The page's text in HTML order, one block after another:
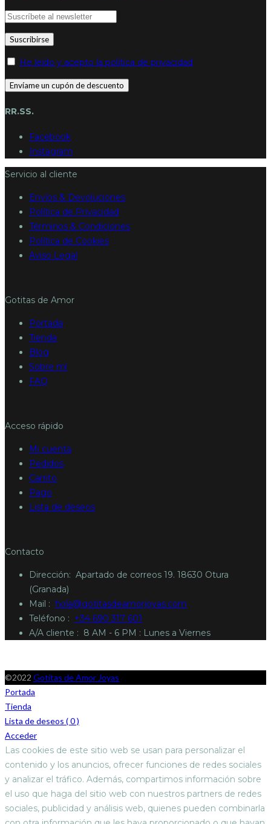
He leído y acepto la política de privacidad
RR.SS.
Facebook
Instagram
Servicio al cliente
Envíos & Devoluciones
Política de Privacidad
Términos & Condiciones
Política de Cookies
Aviso Legal
Gotitas de Amor
Portada
Tienda
Blog
Sobre mí
FAQ
Acceso rápido
Mi cuenta
Pedidos
Carrito
Pago
Lista de deseos
Contacto
Dirección: Apartado de correos 19. 18630 Otura
(Granada)
Mail :
hola@gotitasdeamorjoyas.com
Teléfono : +34 690 317 601
A/A cliente : 8 AM - 6 PM : Lunes a Viernes
©2022 Gotitas de Amor Joyas
Portada
Tienda
Lista de deseos (0)
Acceder
Las cookies de este sitio web se usan para personalizar el
contenido y los anuncios, ofrecer funciones de redes sociales
y analizar el tráfico. Además, compartimos información sobre
el uso que haga del sitio web con nuestros partners de redes
sociales, publicidad y análisis web, quienes pueden combinarla